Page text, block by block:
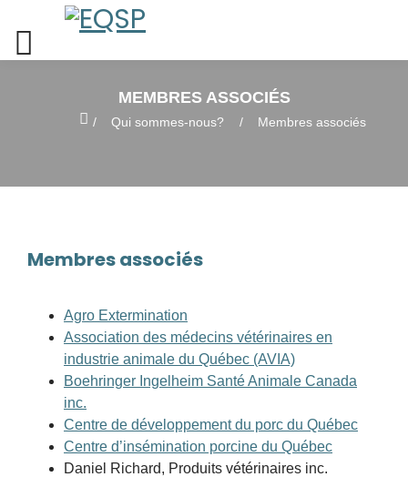
MEMBRES ASSOCIÉS
Qui sommes-nous? Membres associés
Membres associés
Agro Extermination
Association des médecins vétérinaires en
industrie animale du Québec (AVIA)
Boehringer Ingelheim Santé Animale Canada
inc.
Centre de développement du porc du Québec
Centre d’insémination porcine du Québec
Daniel Richard, Produits vétérinaires inc.